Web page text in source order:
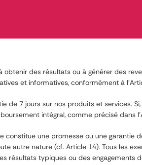
des résultats ou à générer des
et informatives, conformément à
de 7 jours sur nos produits et services.
intégral, comme précisé dans
une promesse ou une garantie
autre nature (cf. Article 14). Tous les
résultats typiques ou des engagements